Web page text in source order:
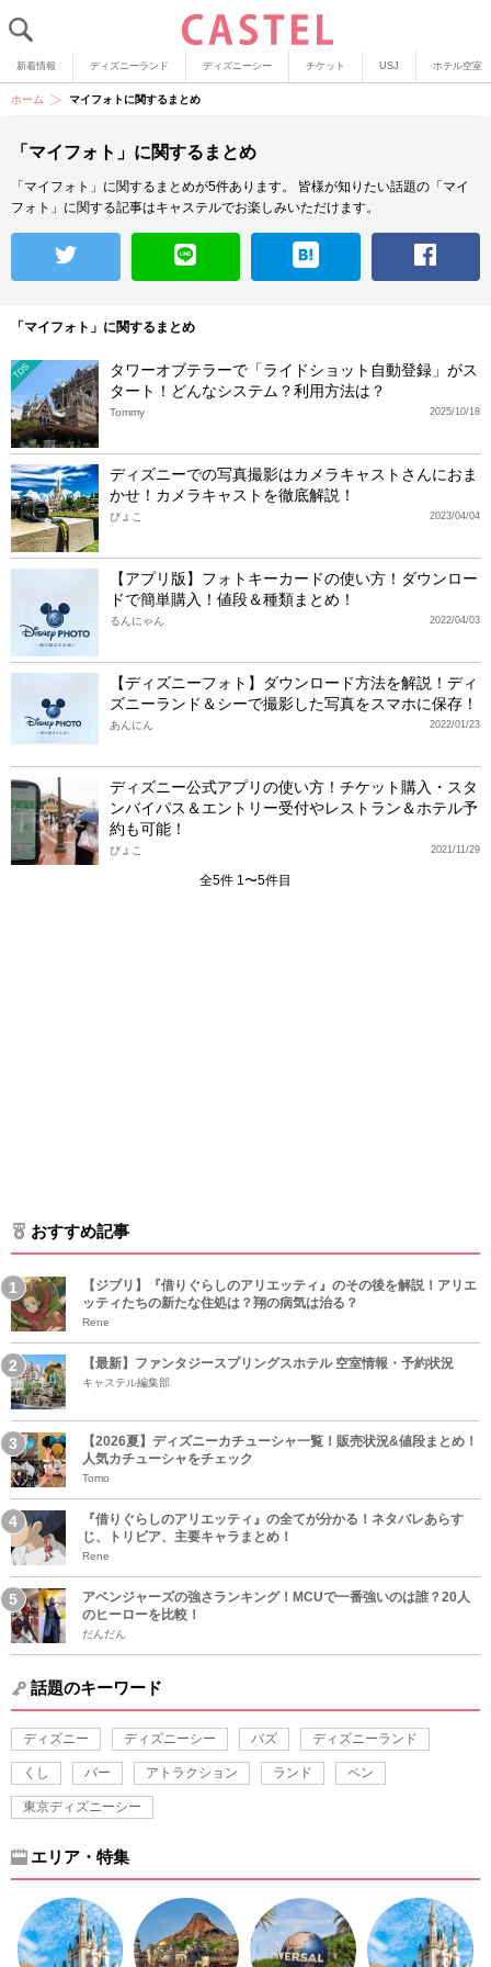
新着情報 ディズニーランド ディズニーシー チケット USJ ホテル空室
ホーム マイフォトに関するまとめ
「マイフォト」に関するまとめ
「マイフォト」に関するまとめが5件あります。
皆様が知りたい話題の「マイ
フォト」に関する記事はキャステルでお楽しみいただけます。
「マイフォト」に関するまとめ
TDS
タワーオブテラーで「ライドショット自動登録」がス
タート！どんなシステム？利用方法は？
2025/10/18
Tommy
ディズニーでの写真撮影はカメラキャストさんにおま
かせ！カメラキャストを徹底解説！
2023/04/04
ぴょこ
【アプリ版】フォトキーカードの使い方！ダウンロー
ドで簡単購入！値段＆種類まとめ！
2022/04/03
るんにゃん
【ディズニーフォト】ダウンロード方法を解説！ディ
ズニーランド＆シーで撮影した写真をスマホに保存！
2022/01/23
あんにん
ディズニー公式アプリの使い方！チケット購入・スタ
ンバイパス＆エントリー受付やレストラン＆ホテル予
約も可能！
2021/11/29
ぴょこ
全5件 1〜5件目
おすすめ記事
【ジブリ】『借りぐらしのアリエッティ』のその後を解説！アリエ
ッティたちの新たな住処は？翔の病気は治る？
Rene
【最新】ファンタジースプリングスホテル 空室情報・予約状況
キャステル編集部
【2026夏】ディズニーカチューシャ一覧！販売状況&値段まとめ！
人気カチューシャをチェック
Tomo
『借りぐらしのアリエッティ』の全てが分かる！ネタバレあらす
じ、トリビア、主要キャラまとめ！
Rene
アベンジャーズの強さランキング！MCUで一番強いのは誰？20人
のヒーローを比較！
だんだん
話題のキーワード
ディズニー ディズニーシー バズ ディズニーランド
くし バー アトラクション ランド ペン
東京ディズニーシー
エリア・特集